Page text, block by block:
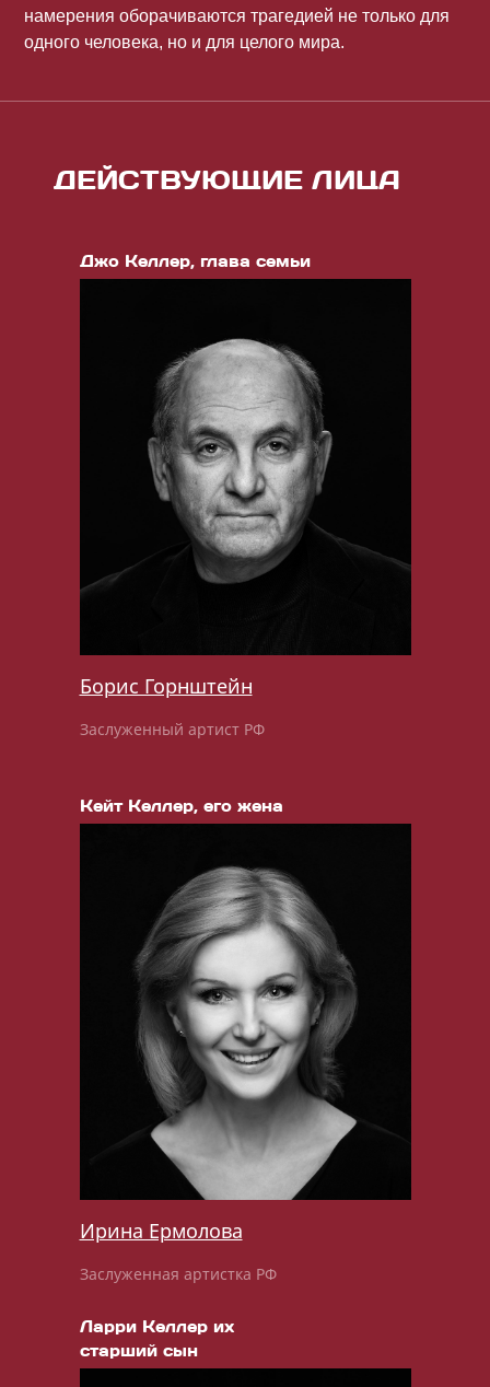
намерения оборачиваются трагедией не только для
одного человека, но и для целого мира.
ДЕЙСТВУЮЩИЕ ЛИЦА
Джо Келлер, глава семьи
Борис Горнштейн
Заслуженный артист РФ
Кейт Келлер, его жена
Ирина Ермолова
Заслуженная артистка РФ
Ларри Келлер их
старший сын